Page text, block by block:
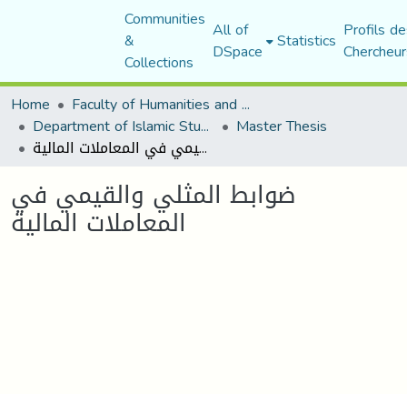
Communities
&
Collections
All of
DSpace Statistics Profils
Home
Faculty of Humanities and Social Sciences
Department of Islamic Studies Master Thesis
ضوابط المثلي والقيمي في المعاملات المالية
ضوابط المثلي والقيمي في
المعاملات المالية